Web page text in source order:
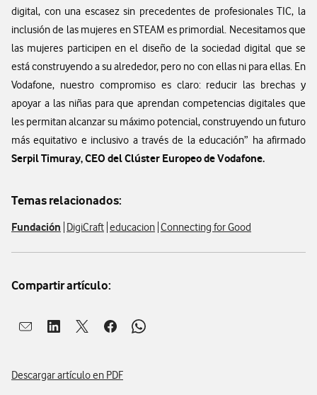
digital, con una escasez sin precedentes de profesionales TIC, la
inclusión de las mujeres en STEAM es primordial. Necesitamos que
las mujeres participen en el diseño de la sociedad digital que se
está construyendo a su alrededor, pero no con ellas ni para ellas. En
Vodafone, nuestro compromiso es claro: reducir las brechas y
apoyar a las niñas para que aprendan competencias digitales que
les permitan alcanzar su máximo potencial, construyendo un futuro
más equitativo e inclusivo a través de la educación” ha afirmado
Serpil Timuray,CEO del Clúster Europeo de Vodafone.
Temas relacionados:
Fundación DigiCraft educacion Connecting for Good
Compartir artículo:
Abrir ventana para compartir en mail
Abrir ventana para compartir en linkedin
Abrir ventana para compartir en twitter
Abrir ventana para compartir en facebook
Abrir ventana para compartir en
Descargar artículo en PDF